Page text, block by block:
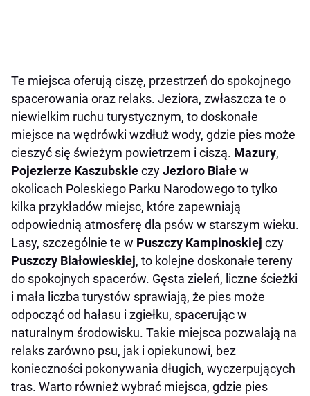
Te miejsca oferują ciszę, przestrzeń do spokojnego
spacerowania oraz relaks. Jeziora, zwłaszcza te o
niewielkim ruchu turystycznym, to doskonałe
miejsce na wędrówki wzdłuż wody, gdzie pies może
cieszyć się świeżym powietrzem i ciszą. Mazury,
Pojezierze KaszubskieczyJezioro Białew
okolicach Poleskiego Parku Narodowego to tylko
kilka przykładów miejsc, które zapewniają
odpowiednią atmosferę dla psów w starszym wieku.
Lasy, szczególnie te w Puszczy Kampinoskiej czy
Puszczy Białowieskiej, to kolejne doskonałe tereny
do spokojnych spacerów. Gęsta zieleń, liczne ścieżki
i mała liczba turystów sprawiają, że pies może
odpocząć od hałasu i zgiełku, spacerując w
naturalnym środowisku. Takie miejsca pozwalają na
relaks zarówno psu, jak i opiekunowi, bez
konieczności pokonywania długich, wyczerpujących
tras. Warto również wybrać miejsca, gdzie pies